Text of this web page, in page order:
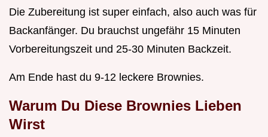
Die Zubereitung ist super einfach, also auch was für
Backanfänger. Du brauchst ungefähr 15 Minuten
Vorbereitungszeit und 25-30 Minuten Backzeit.
Am Ende hast du 9-12 leckere Brownies.
Warum Du Diese Brownies Lieben
Wirst